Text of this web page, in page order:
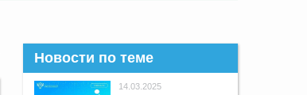
Новости по теме
14.03.2025